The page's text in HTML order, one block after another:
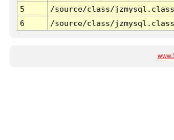
5
/source/class/
6
/source/class/